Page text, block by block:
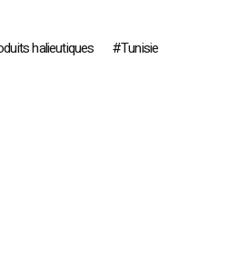
halieutiques Tunisie